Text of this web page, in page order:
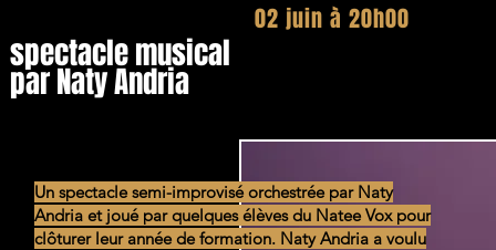
02 juin à 20h00
spectacle musical
par Naty Andria
Un spectacle semi-improvisé orchestrée par Naty
Andria et joué par quelques élèves du Natee Vox pour
clôturer leur année de formation. Naty Andria a voulu